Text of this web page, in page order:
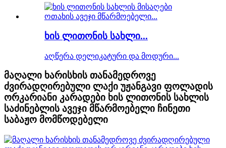
ხის ლითონის სახლი...
აღწერა დელიკატური და მოდური...
მაღალი ხარისხის თანამედროვე
ძვირადღირებული ლაქი უჟანგავი ფოლადის
ორკარიანი კარადები ხის ლითონის სახლის
საძინებლის ავეჯი მწარმოებელი ჩინეთი
საბაჟო მომწოდებელი